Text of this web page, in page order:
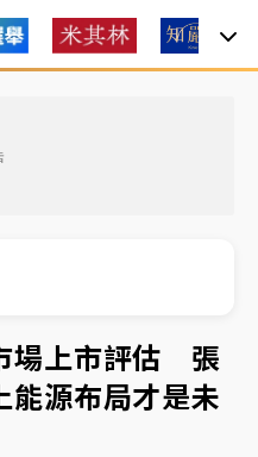
！辜仲諒向法院聲請遭
線上預約開賣一度塞車
東檢抗告成功 今重開羈
場上市評估 張
能源布局才是未